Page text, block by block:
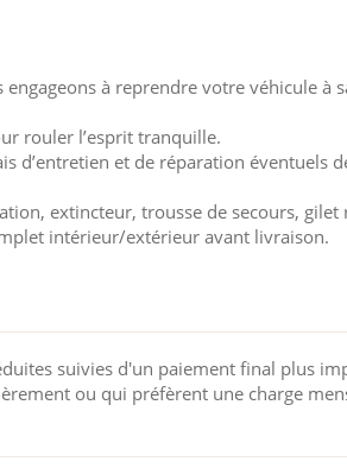
à reprendre votre véhicule à
rouler l’esprit tranquille.
d’entretien et de réparation éventuels
extincteur, trousse de secours, gilet
intérieur/extérieur avant livraison.
suivies d'un paiement final plus
ou qui préfèrent une charge